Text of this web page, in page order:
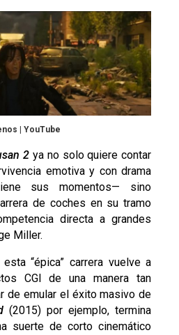
| YouTube
2 ya no solo quiere contar
emotiva y con drama
sus momentos— sino
de coches en su tramo
directa a grandes
Miller.
“épica” carrera vuelve a
CGI de una manera tan
de emular el éxito masivo de
(2015) por ejemplo, termina
suerte de corto cinemático